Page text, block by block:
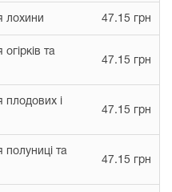
лохини 47.15 грн
та
47.15 грн
і
47.15 грн
та
47.15 грн